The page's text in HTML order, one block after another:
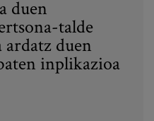
duen
talde
ardatz duen
inplikazioa